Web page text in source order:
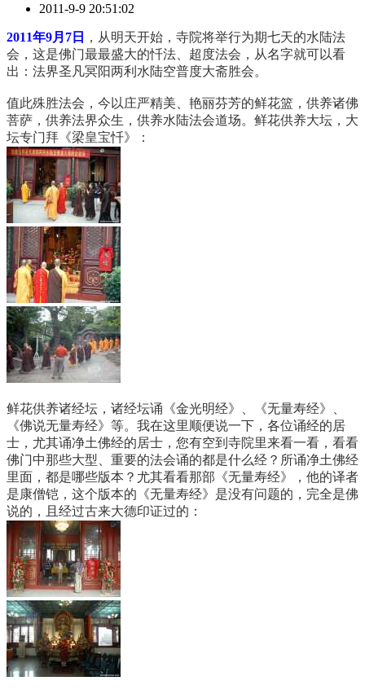
2011-9-9 20:51:02
2011年9月7日
，从明天开始，寺院将举行为期七天的水陆法
会，这是佛门最最盛大的忏法、超度法会，从名字就可以看
出：法界圣凡冥阳两利水陆空普度大斋胜会。
值此殊胜法会，今以庄严精美、艳丽芬芳的鲜花篮，供养诸佛
菩萨，供养法界众生，供养水陆法会道场。鲜花供养大坛，大
坛专门拜《梁皇宝忏》：
鲜花供养诸经坛，诸经坛诵《金光明经》、《无量寿经》、
《佛说无量寿经》等。我在这里顺便说一下，各位诵经的居
士，尤其诵净土佛经的居士，您有空到寺院里来看一看，看看
佛门中那些大型、重要的法会诵的都是什么经？所诵净土佛经
里面，都是哪些版本？尤其看看那部《无量寿经》，他的译者
是康僧铠，这个版本的《无量寿经》是没有问题的，完全是佛
说的，且经过古来大德印证过的：